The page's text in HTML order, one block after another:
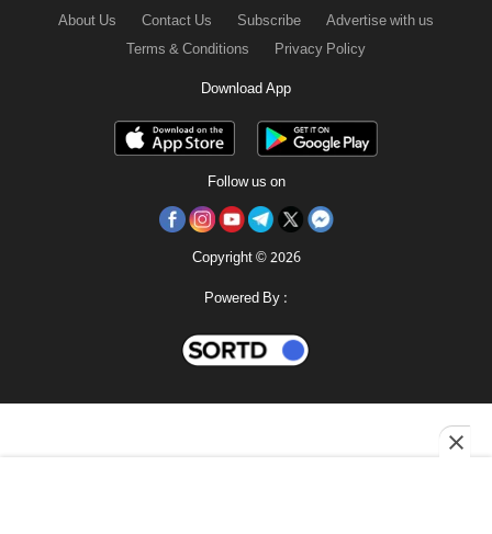
About Us Contact Us Subscribe
Advertise with us
Terms & Conditions
Privacy Policy
Download App
Follow us on
Copyright © 2026
Powered By :